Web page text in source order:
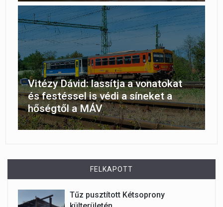
Vitézy Dávid: lassítja a vonatokat
és festéssel is védi a síneket a
hőségtől a MÁV
FELKAPOTT
Tűz pusztított Kétsoprony